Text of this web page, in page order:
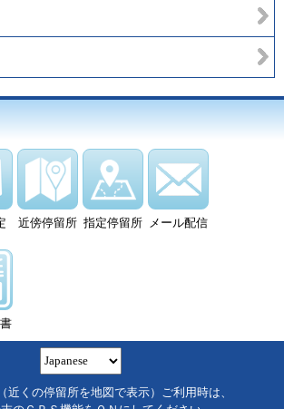
近傍停留所 指定停留所 メール配信
近くの停留所を地図で表示）ご利用時は、